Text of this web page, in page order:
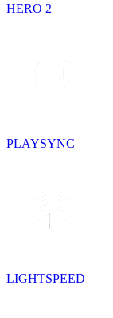
HERO 2
PLAYSYNC
LIGHTSPEED